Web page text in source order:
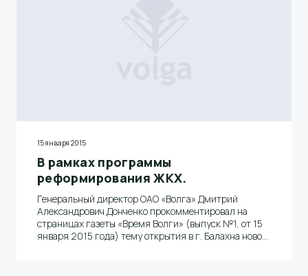
15 января 2015
В рамках программы
реформирования ЖКХ.
Генеральный директор ОАО «Волга» Дмитрий
Александрович Донченко прокомментировал на
страницах газеты «Время Волги» (выпуск №1, от 15
января 2015 года) тему открытия в г. Балахна новой